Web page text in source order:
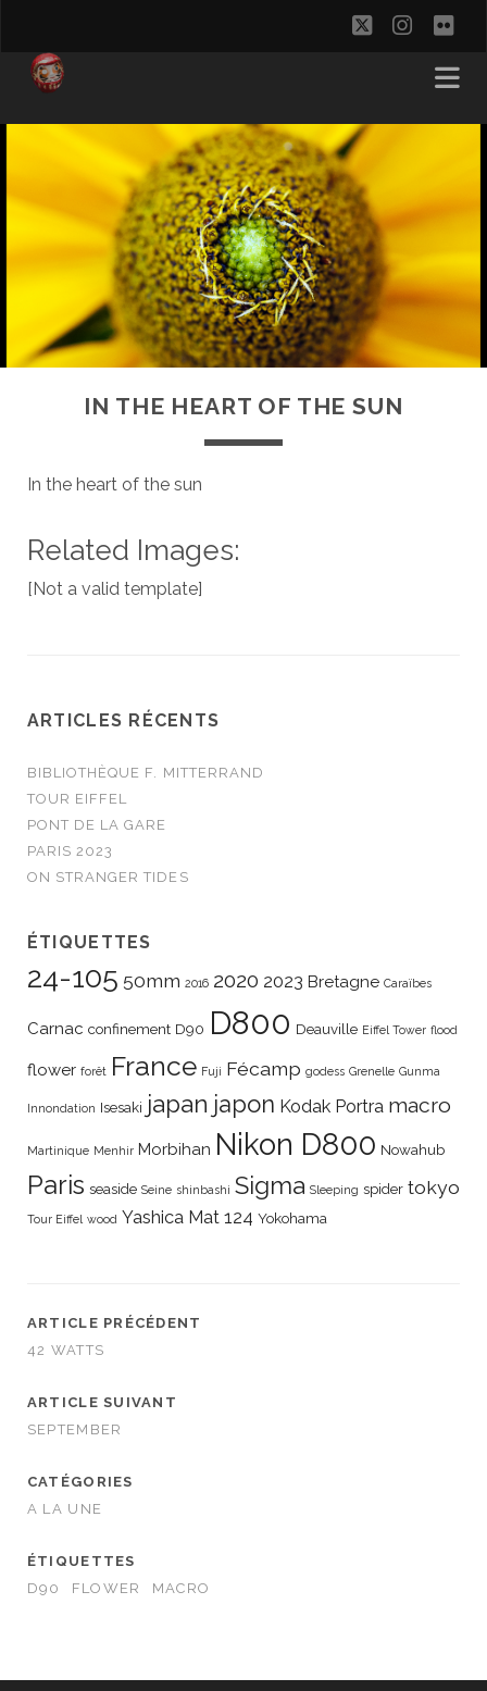
twitter
IN THE HEART OF THE SUN
In the heart of the sun
Related Images:
[Not a valid template]
ARTICLES RÉCENTS
BIBLIOTHÈQUE F. MITTERRAND
TOUR EIFFEL
PONT DE LA GARE
PARIS 2023
ON STRANGER TIDES
ÉTIQUETTES
24-105 50mm 2016 2020 2023 Bretagne Caraïbes
Carnac confinement D90 D800 Deauville Eiffel Tower flood
flower forêt France Fuji Fécamp godess Grenelle Gunma
Innondation Isesaki japan japon Kodak Portra macro
Martinique Menhir Morbihan Nikon D800 Nowahub
Paris seaside Seine shinbashi Sigma Sleeping spider tokyo
Tour Eiffel wood Yashica Mat 124 Yokohama
ARTICLE PRÉCÉDENT
42 WATTS
ARTICLE SUIVANT
SEPTEMBER
CATÉGORIES
A LA UNE
ÉTIQUETTES
D90
FLOWER MACRO